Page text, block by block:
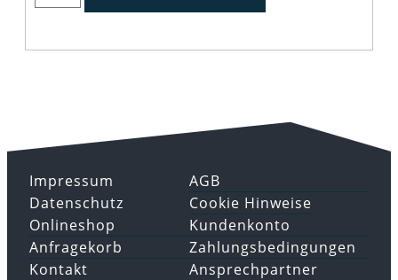
Impressum
Datenschutz
AGB
Cookie Hinweise
Onlineshop
Anfragekorb
Kundenkonto
Zahlungsbedingungen
Kontakt
Ansprechpartner